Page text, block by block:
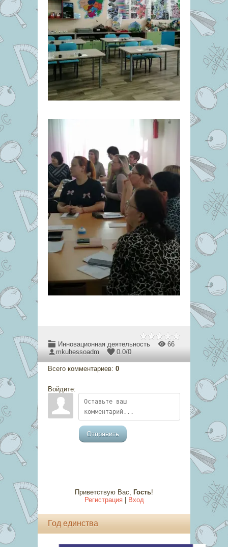
Инновационная деятельность
66
mkuhessoadm
0.0/0
Всего комментариев: 0
Войдите:
Отправить
Приветствую Вас, Гость!
Регистрация| Вход
Год единства